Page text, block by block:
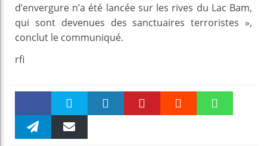
d’envergure n’a été lancée sur les rives du Lac Bam,
qui sont devenues des sanctuaires terroristes »,
conclut le communiqué.
rfi
Faceboo Twitter